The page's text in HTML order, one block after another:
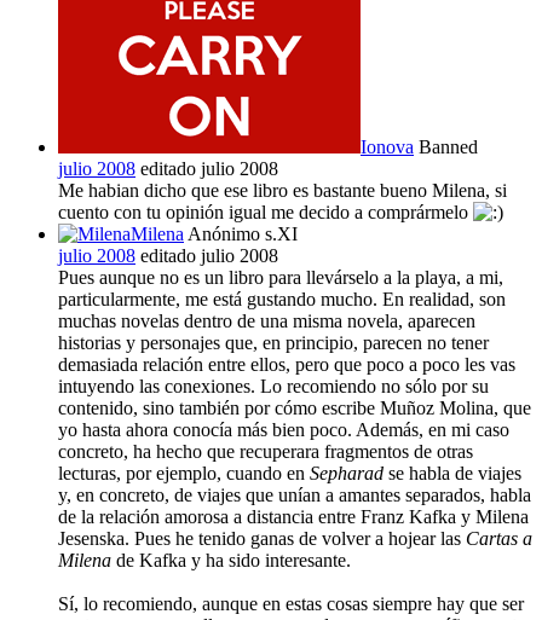
Ionova Banned
julio 2008 editado julio 2008
Me habian dicho que ese libro es bastante bueno Milena, si
cuento con tu opinión igual me decido a comprármelo
Milena Anónimo s.XI
julio 2008 editado julio 2008
Pues aunque no es un libro para llevárselo a la playa, a mi,
particularmente, me está gustando mucho. En realidad, son
muchas novelas dentro de una misma novela, aparecen
historias y personajes que, en principio, parecen no tener
demasiada relación entre ellos, pero que poco a poco les vas
intuyendo las conexiones. Lo recomiendo no sólo por su
contenido, sino también por cómo escribe Muñoz Molina, que
yo hasta ahora conocía más bien poco. Además, en mi caso
concreto, ha hecho que recuperara fragmentos de otras
lecturas, por ejemplo, cuando en Sepharad se habla de viajes
y, en concreto, de viajes que unían a amantes separados, habla
de la relación amorosa a distancia entre Franz Kafka y Milena
Jesenska. Pues he tenido ganas de volver a hojear las Cartas a
Milena de Kafka y ha sido interesante.
Sí, lo recomiendo, aunque en estas cosas siempre hay que ser